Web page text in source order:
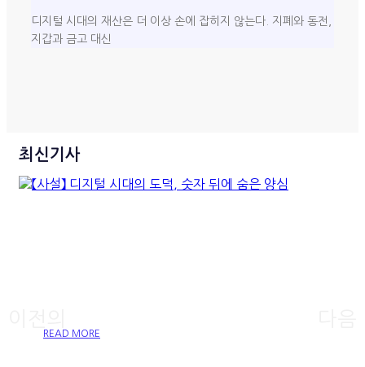
디지털 시대의 재산은 더 이상 손에 잡히지 않는다. 지폐와 동전,
지갑과 금고 대신
최신기사
READ MORE